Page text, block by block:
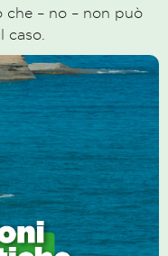
che – no – non può
caso.